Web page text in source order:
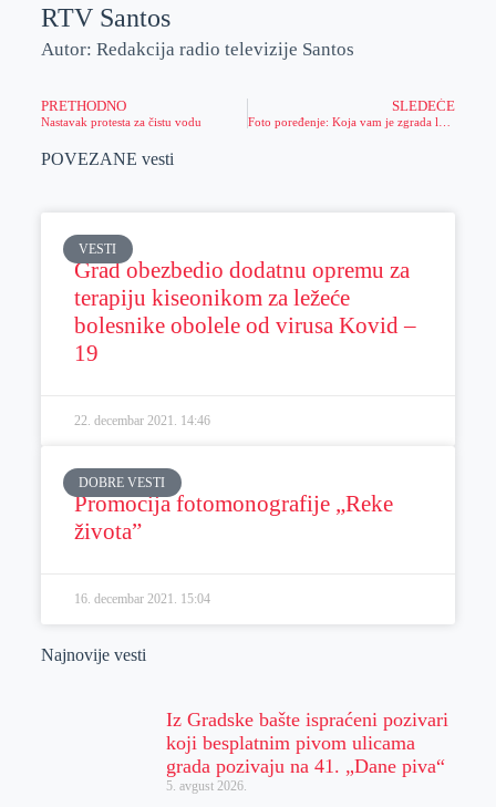
RTV Santos
Autor: Redakcija radio televizije Santos
PRETHODNO
Nastavak protesta za čistu vodu
SLEDEĆE
POVEZANE vesti
VESTI
Grad obezbedio dodatnu opremu za
terapiju kiseonikom za ležeće
bolesnike obolele od virusa Kovid –
19
22. decembar 2021. 14:46
DOBRE VESTI
Promocija fotomonografije „Reke
života”
16. decembar 2021. 15:04
Najnovije vesti
Iz Gradske bašte ispraćeni pozivari
koji besplatnim pivom ulicama
grada pozivaju na 41. „Dane piva“
5. avgust 2026.